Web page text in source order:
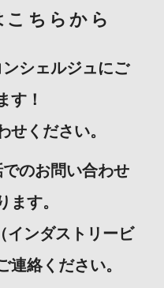
ちらから
シェルジュにご
す！
ください。
のお問い合わせ
ます。
インダストリービ
絡ください。